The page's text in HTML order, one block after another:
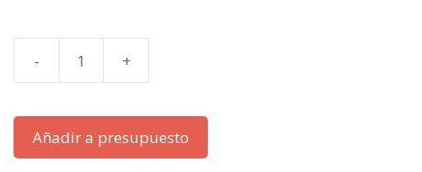
-
ACS480-
09A8-
1
cantidad
+
Añadir a presupuesto